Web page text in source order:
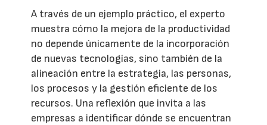
A través de un ejemplo práctico, el experto
muestra cómo la mejora de la productividad
no depende únicamente de la incorporación
de nuevas tecnologías, sino también de la
alineación entre la estrategia, las personas,
los procesos y la gestión eficiente de los
recursos. Una reflexión que invita a las
empresas a identificar dónde se encuentran